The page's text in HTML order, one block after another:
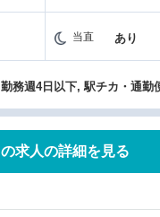
当直 あり
求人の詳細を見る